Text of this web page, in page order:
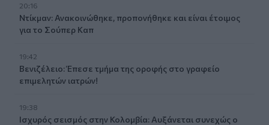
20:16
Ντίκμαν: Ανακοινώθηκε, προπονήθηκε και είναι έτοιμος
για το Σούπερ Καπ
19:42
Βενιζέλειο: Έπεσε τμήμα της οροφής στο γραφείο
επιμελητών ιατρών!
19:38
Ισχυρός σεισμός στην Κολομβία: Αυξάνεται συνεχώς ο